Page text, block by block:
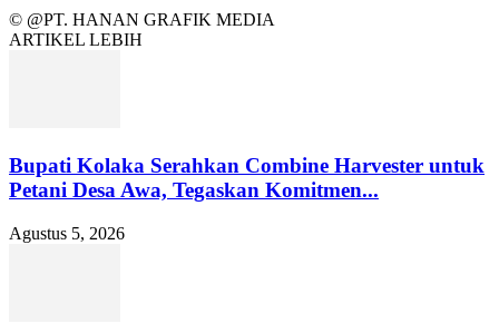
© @PT. HANAN GRAFIK MEDIA
ARTIKEL LEBIH
Bupati Kolaka Serahkan Combine Harvester untuk
Petani Desa Awa, Tegaskan Komitmen...
Agustus 5, 2026